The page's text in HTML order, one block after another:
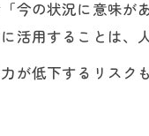
今の状況に意味
活用することは
が低下するリス